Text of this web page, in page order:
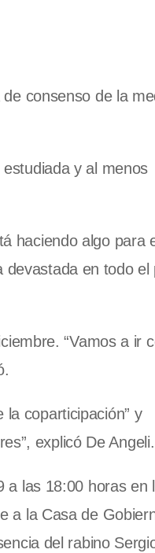
consenso de la
y al menos
haciendo algo para
en todo el
“Vamos a ir
coparticipación” y
explicó De Angeli.
a las 18:00 horas en
a la Casa de
del rabino